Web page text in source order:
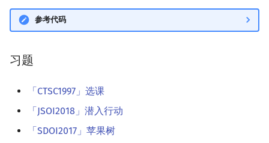
参考代码
习题
「CTSC1997」选课
「JSOI2018」潜入行动
「SDOI2017」苹果树